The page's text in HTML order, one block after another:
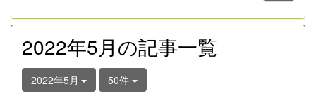
2022年5月の記事一覧
2022年5月 50件